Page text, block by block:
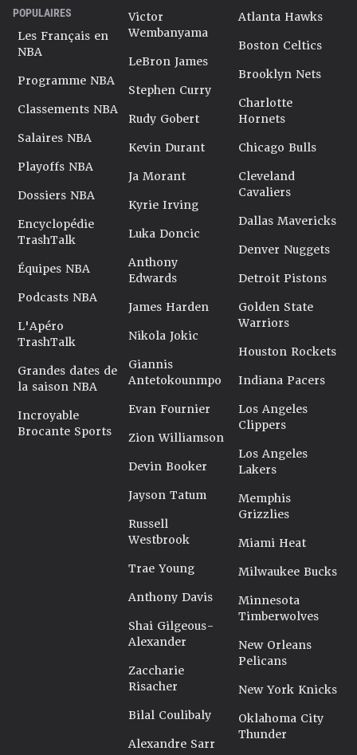
POPULAIRES
Les Français en
NBA
Programme NBA
Classements NBA
Salaires NBA
Playoffs NBA
Dossiers NBA
Encyclopédie
TrashTalk
Équipes NBA
Podcasts NBA
L'Apéro
TrashTalk
Grandes dates de
la saison NBA
Incroyable
Brocante Sports
Victor
Wembanyama
LeBron James
Stephen Curry
Rudy Gobert
Kevin Durant
Ja Morant
Kyrie Irving
Luka Doncic
Anthony
Edwards
James Harden
Nikola Jokic
Giannis
Antetokounmpo
Evan Fournier
Zion Williamson
Devin Booker
Jayson Tatum
Russell
Westbrook
Trae Young
Anthony Davis
Shai Gilgeous-
Alexander
Zaccharie
Risacher
Bilal Coulibaly
Alexandre Sarr
Atlanta Hawks
Boston Celtics
Brooklyn Nets
Charlotte
Hornets
Chicago Bulls
Cleveland
Cavaliers
Dallas Mavericks
Denver Nuggets
Detroit Pistons
Golden State
Warriors
Houston Rockets
Indiana Pacers
Los Angeles
Clippers
Los Angeles
Lakers
Memphis
Grizzlies
Miami Heat
Milwaukee Bucks
Minnesota
Timberwolves
New Orleans
Pelicans
New York Knicks
Oklahoma City
Thunder